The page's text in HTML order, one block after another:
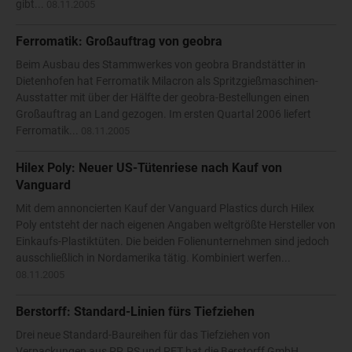
gibt...
Ferromatik: Großauftrag von geobra
Beim Ausbau des Stammwerkes von geobra Brandstätter in
Dietenhofen hat Ferromatik Milacron als Spritzgießmaschinen-
Ausstatter mit über der Hälfte der geobra-Bestellungen einen
Großauftrag an Land gezogen. Im ersten Quartal 2006 liefert
Ferromatik...
Hilex Poly: Neuer US-Tütenriese nach Kauf von
Vanguard
Mit dem annoncierten Kauf der Vanguard Plastics durch Hilex
Poly entsteht der nach eigenen Angaben weltgrößte Hersteller von
Einkaufs-Plastiktüten. Die beiden Folienunternehmen sind jedoch
ausschließlich in Nordamerika tätig. Kombiniert werfen...
Berstorff: Standard-Linien fürs Tiefziehen
Drei neue Standard-Baureihen für das Tiefziehen von